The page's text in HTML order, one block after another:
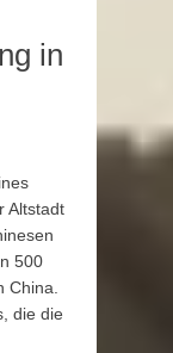
in
Altstadt
500
China.
die die